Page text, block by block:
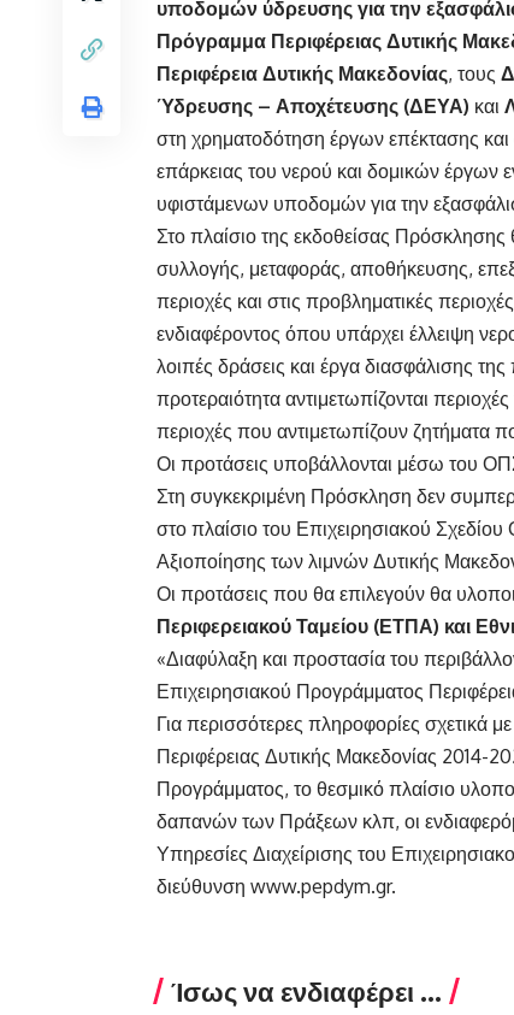
υποδομών ύδρευσης για την
Πρόγραμμα Περιφέρειας Δυτικής
Περιφέρεια Δυτικής Μακεδονίας, τους
Ύδρευσης – Αποχέτευσης (ΔΕΥΑ) και
στη χρηματοδότηση έργων επέκτασης
επάρκειας του νερού και δομικών
υφιστάμενων υποδομών για την
Στο πλαίσιο της εκδοθείσας
συλλογής, μεταφοράς, αποθήκευσης,
περιοχές και στις προβληματικές
ενδιαφέροντος όπου υπάρχει έλλειψη
λοιπές δράσεις και έργα διασφάλισης
προτεραιότητα αντιμετωπίζονται
περιοχές που αντιμετωπίζουν ζητήματα
Οι προτάσεις υποβάλλονται μέσω του
Στη συγκεκριμένη Πρόσκληση δεν
στο πλαίσιο του Επιχειρησιακού
Αξιοποίησης των λιμνών Δυτικής
Οι προτάσεις που θα επιλεγούν θα
Περιφερειακού Ταμείου (ΕΤΠΑ) και
«Διαφύλαξη και προστασία του
Επιχειρησιακού Προγράμματος
Για περισσότερες πληροφορίες σχετικά
Περιφέρειας Δυτικής Μακεδονίας 2014-
Προγράμματος, το θεσμικό πλαίσιο
δαπανών των Πράξεων κλπ, οι
Υπηρεσίες Διαχείρισης του
διεύθυνση www.pepdym.gr.
Ίσως να ενδιαφέρει ...